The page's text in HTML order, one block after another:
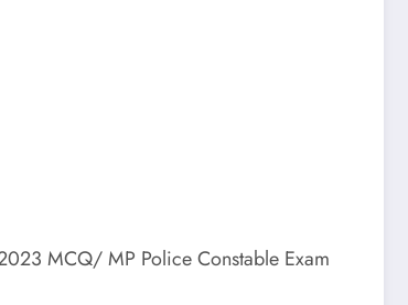
MCQ/ MP Police Constable Exam